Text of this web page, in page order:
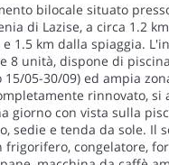
bilocale situato
di Lazise, a circa 1.2
1.5 km dalla spiaggia.
8 unità, dispone di
05-30/09) ed ampia
rinnovato, si
giorno con vista sulla
sedie e tenda da sole. Il
frigorifero, congelatore,